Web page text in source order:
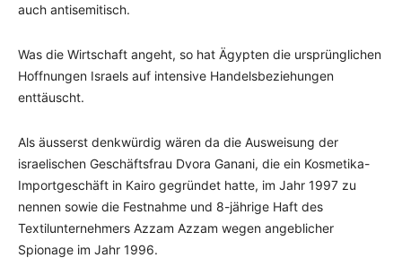
auch antisemitisch.
Was die Wirtschaft angeht, so hat Ägypten die ursprünglichen
Hoffnungen Israels auf intensive Handelsbeziehungen
enttäuscht.
Als äusserst denkwürdig wären da die Ausweisung der
israelischen Geschäftsfrau Dvora Ganani, die ein Kosmetika-
Importgeschäft in Kairo gegründet hatte, im Jahr 1997 zu
nennen sowie die Festnahme und 8-jährige Haft des
Textilunternehmers Azzam Azzam wegen angeblicher
Spionage im Jahr 1996.